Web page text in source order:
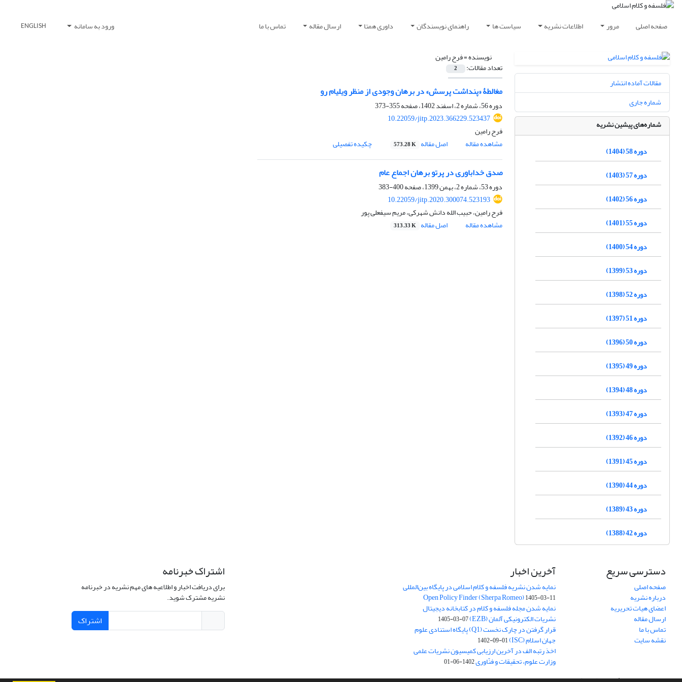
صفحه اصلی مرور اطلاعات نشریه سیاست ها راهنمای نویسندگان داوری همتا ارسال مقاله تماس با ما ورود به سامانه ENGLISH
نویسنده =فرح رامین
تعداد مقالات: 2
مغالطۀ «پنداشت پرسش» در برهان وجودی از منظر ویلیام رو
دوره 56، شماره 2، اسفند 1402، صفحه
355-373
10.22059/jitp.2023.366229.523437
فرح رامین
مشاهده مقاله
اصل مقاله 573.28 K چکیده تفصیلی
صدق خداباوری در پرتو برهان اجماع عام
دوره 53، شماره 2، بهمن 1399، صفحه
400-383
10.22059/jitp.2020.300074.523193
فرح رامین، حبیب الله دانش شهرکی، مریم سیفعلی پور
مشاهده مقاله
اصل مقاله 313.33 K
مقالات آماده انتشار
شماره جاری
شماره‌های پیشین نشریه
دوره 58 (1404)
دوره 57 (1403)
دوره 56 (1402)
دوره 55 (1401)
دوره 54 (1400)
دوره 53 (1399)
دوره 52 (1398)
دوره 51 (1397)
دوره 50 (1396)
دوره 49 (1395)
دوره 48 (1394)
دوره 47 (1393)
دوره 46 (1392)
دوره 45 (1391)
دوره 44 (1390)
دوره 43 (1389)
دوره 42 (1388)
دسترسی سریع
صفحه اصلی
درباره نشریه
اعضای هیات تحریریه
ارسال مقاله
تماس با ما
نقشه سایت
آخرین اخبار
نمایه شدن نشریه فلسفه و کلام اسلامی در پایگاه بین‌المللی
Open Policy Finder (Sherpa Romeo)1405-03-11
نمایه شدن مجله فلسفه و کلام در کتابخانه دیجیتال
نشریات الکترونیکی آلمان (EZB) 1405-03-07
قرار گرفتن در چارک نخست (Q1) پایگاه استنادی علوم
جهان اسلام (ISC) 1402-09-01
اخذ رتبه الف در آخرین ارزیابی کمیسیون نشریات علمی
وزارت علوم، تحقیقات و فنّاوری1402-06-01
اشتراک خبرنامه
برای دریافت اخبار و اطلاعیه های مهم نشریه در خبرنامه
نشریه مشترک شوید.
اشتراک